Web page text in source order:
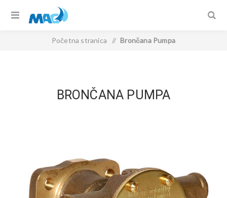
Početna stranica / Brončana Pumpa
BRONČANA PUMPA